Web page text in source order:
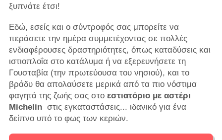
ξυπνάτε έτσι!
Εδώ, εσείς και ο σύντροφός σας μπορείτε να
περάσετε την ημέρα συμμετέχοντας σε πολλές
ενδιαφέρουσες δραστηριότητες, όπως καταδύσεις και
ιστιοπλοΐα στο κατάλυμα ή να εξερευνήσετε τη
Γουσταβία (την πρωτεύουσα του νησιού), και το
βράδυ θα απολαύσετε μερικά από τα πιο νόστιμα
φαγητά της ζωής σας στο εστιατόριο με αστέρι
Michelinστις εγκαταστάσεις... ιδανικό για ένα
δείπνο υπό το φως των κεριών.